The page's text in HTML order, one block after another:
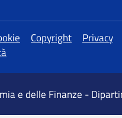
Copyright
Privacy
e delle Finanze -